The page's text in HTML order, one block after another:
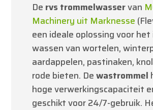
De rvs trommelwasservan
Machinery uit Marknesse
een ideale oplossing voor
wassen van wortelen,
aardappelen, pastinaken,
rode bieten. Dewastrommel
hoge verwerkingscapaciteit
geschikt voor 24/7-gebruik.